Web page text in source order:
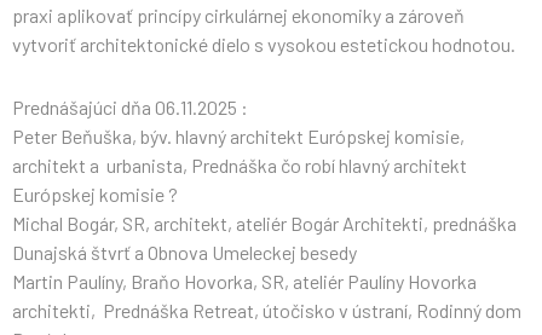
praxi aplikovať princípy cirkulárnej ekonomiky a zároveň
vytvoriť architektonické dielo s vysokou estetickou hodnotou.
Prednášajúci dňa 06.11.2025 :
Peter Beňuška, býv. hlavný architekt Európskej komisie,
architekt a urbanista, Prednáška čo robí hlavný architekt
Európskej komisie ?
Michal Bogár, SR, architekt, ateliér Bogár Architekti, prednáška
Dunajská štvrť a Obnova Umeleckej besedy
Martin Paulíny, Braňo Hovorka, SR, ateliér Paulíny Hovorka
architekti, Prednáška Retreat, útočisko v ústraní, Rodinný dom